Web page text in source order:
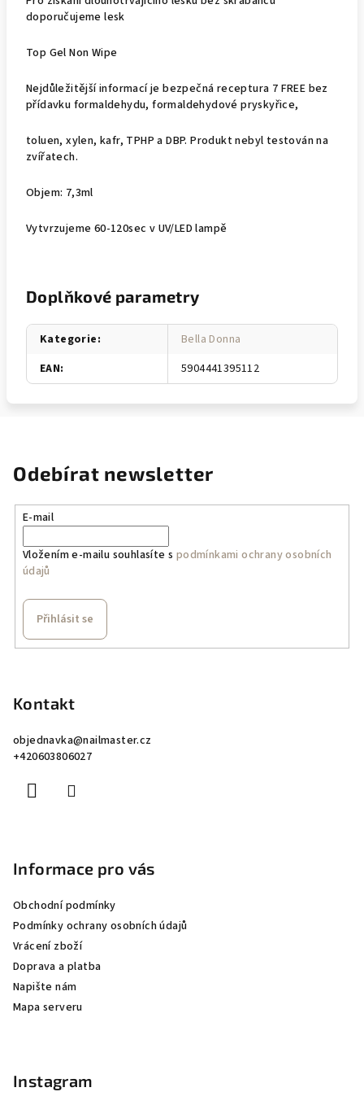
doporučujeme lesk
Top Gel Non Wipe
Nejdůležitější informací je bezpečná receptura 7 FREE bez
přídavku formaldehydu, formaldehydové pryskyřice,
toluen, xylen, kafr, TPHP a DBP. Produkt nebyl testován na
zvířatech.
Objem: 7,3ml
Vytvrzujeme 60-120sec v UV/LED lampě
Doplňkové parametry
Kategorie:
Bella Donna
EAN: 5904441395112
Odebírat newsletter
E-mail
Vložením e-mailu souhlasíte s podmínkami ochrany osobních
údajů
Přihlásit se
Kontakt
objednavka@nailmaster.cz
+420603806027
Informace pro vás
Obchodní podmínky
Podmínky ochrany osobních údajů
Vrácení zboží
Doprava a platba
Napište nám
Mapa serveru
Instagram